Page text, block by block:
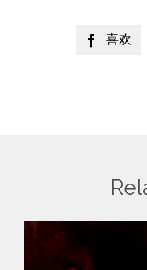
 喜欢